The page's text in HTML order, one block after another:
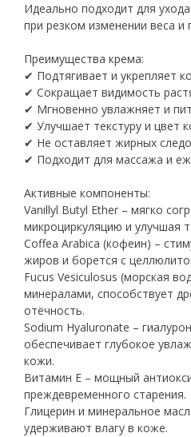
Идеально подходит для
при резком изменении веса и
Преимущества крема:
✔ Подтягивает и укрепляет
✔ Сокращает видимость
✔ Мгновенно увлажняет и
✔ Улучшает текстуру и цвет
✔ Не оставляет жирных
✔ Подходит для массажа и
Активные компоненты:
Vanillyl Butyl Ether – мягко
микроциркуляцию и улучшая
Coffea Arabica (кофеин) –
жиров и борется с
Fucus Vesiculosus (морская
минералами, способствует
отёчность.
Sodium Hyaluronate –
обеспечивает глубокое
кожи.
Витамин E – мощный
преждевременного старения.
Глицерин и минеральное
удерживают влагу в коже.